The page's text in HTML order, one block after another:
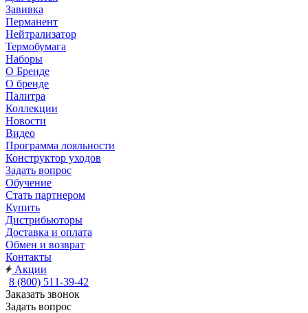
Завивка
Перманент
Нейтрализатор
Термобумага
Наборы
О Бренде
О бренде
Палитра
Коллекции
Новости
Видео
Программа лояльности
Конструктор уходов
Задать вопрос
Обучение
Стать партнером
Купить
Дистрибьюторы
Доставка и оплата
Обмен и возврат
Контакты
Акции
8 (800) 511-39-42
Заказать звонок
Задать вопрос